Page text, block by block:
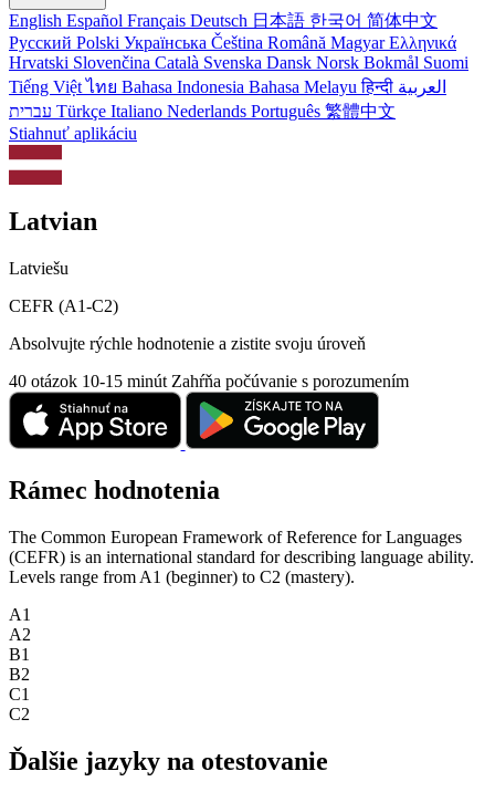
English Español Français Deutsch 日本語 한국어 简体中文
Русский Polski Українська Čeština Română MagyarΕλληνικά
Hrvatski Slovenčina Català Svenska Dansk Norsk Bokmål Suomi
Tiếng Việtไทย Bahasa Indonesia Bahasa Melayuहिन्दी العربية
Türkçe Italiano Nederlands Português 繁體中文
Stiahnuť aplikáciu
Latvian
Latviešu
CEFR (A1-C2)
Absolvujte rýchle hodnotenie a zistite svoju úroveň
40 otázok 10-15 minút Zahŕňa počúvanie s porozumením
Rámec hodnotenia
The Common European Framework of Reference for Languages
(CEFR) is an international standard for describing language ability.
Levels range from A1 (beginner) to C2 (mastery).
A1
A2
B1
B2
C1
C2
Ďalšie jazyky na otestovanie